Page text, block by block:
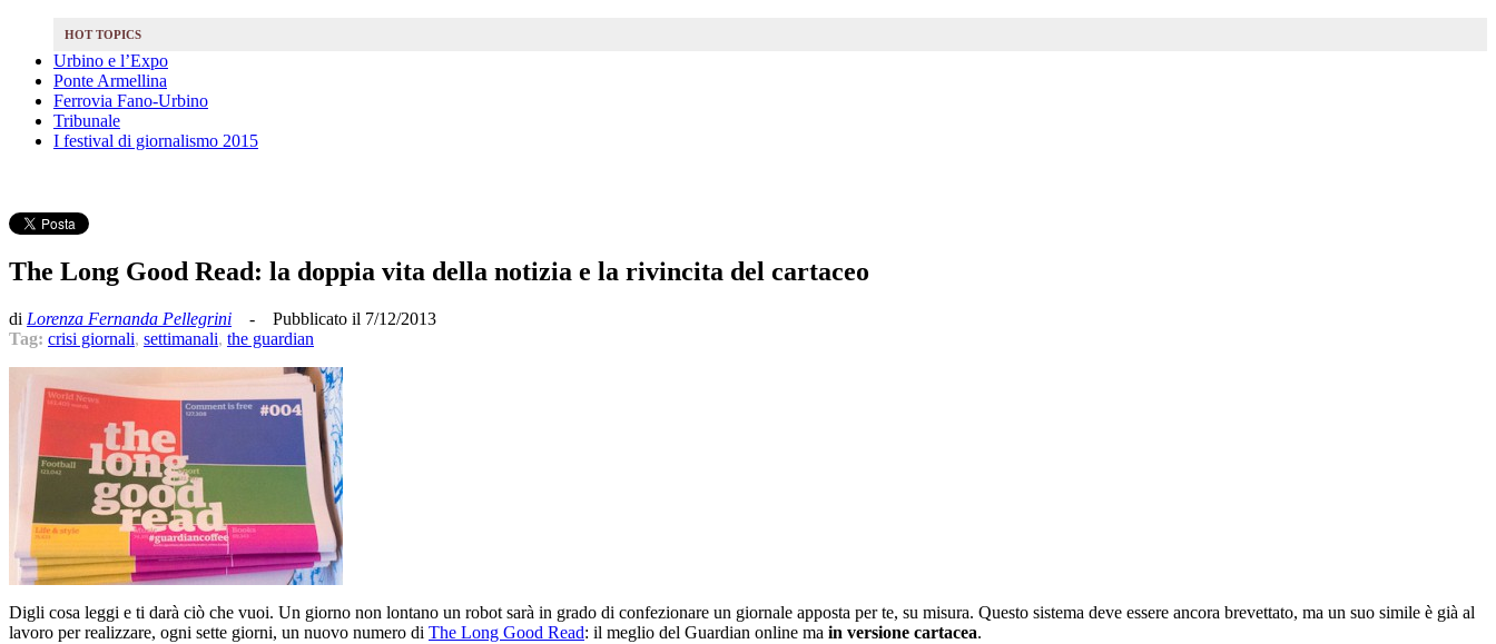
HOT TOPICS
Urbino e l’Expo
Ponte Armellina
Ferrovia Fano-Urbino
Tribunale
I festival di giornalismo 2015
The Long Good Read: la doppia vita della notizia e la rivincita del cartaceo
di Lorenza Fernanda Pellegrini - Pubblicato il 7/12/2013
Tag: crisi giornali, settimanali, the guardian
Digli cosa leggi e ti darà ciò che vuoi. Un giorno non lontano un robot sarà in grado di confezionare un giornale apposta per te, su misura. Questo sistema deve essere ancora brevettato, ma un suo simile è già al
lavoro per realizzare, ogni sette giorni, un nuovo numero di The Long Good Read: il meglio del Guardian online ma in versione cartacea.